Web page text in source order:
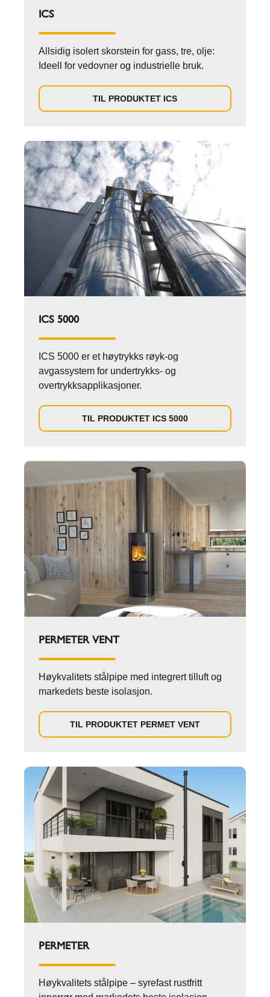
ICS
Allsidig isolert skorstein for gass, tre, olje:
Ideell for vedovner og industrielle bruk.
TIL PRODUKTET ICS
ICS 5000
ICS 5000 er et høytrykks røyk-og
avgassystem for undertrykks- og
overtrykksapplikasjoner.
TIL PRODUKTET ICS 5000
PERMETER VENT
Høykvalitets stålpipe med integrert tilluft og
markedets beste isolasjon.
TIL PRODUKTET PERMET VENT
PERMETER
Høykvalitets stålpipe – syrefast rustfritt